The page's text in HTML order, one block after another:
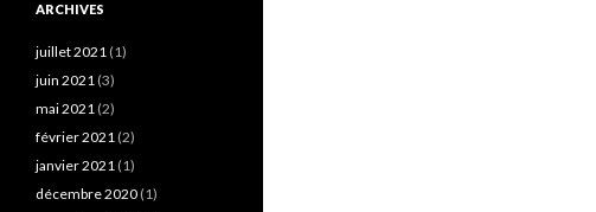
ARCHIVES
juillet 2021 (1)
juin 2021 (3)
mai 2021 (2)
février 2021 (2)
janvier 2021 (1)
décembre 2020 (1)